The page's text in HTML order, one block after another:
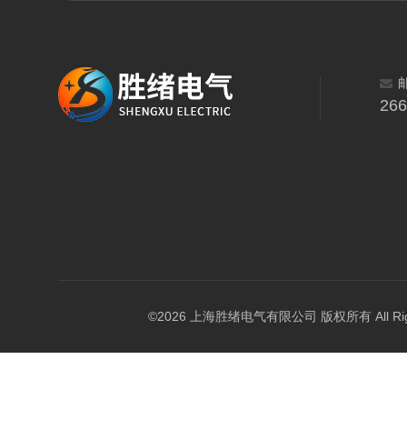
©2026 上海胜绪电气有限公司 版权所有 All